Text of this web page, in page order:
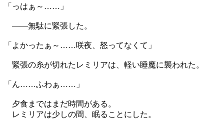
「っはぁ～……」
――無駄に緊張した。
「よかったぁ～……咲夜、怒ってなくて」
緊張の糸が切れたレミリアは、軽い睡魔に襲われた。
「ん……ふわぁ……」
夕食まではまだ時間がある。
レミリアは少しの間、眠ることにした。